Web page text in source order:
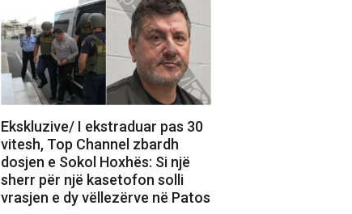
Ekskluzive/ I ekstraduar pas 30
vitesh, Top Channel zbardh
dosjen e Sokol Hoxhës: Si një
sherr për një kasetofon solli
vrasjen e dy vëllezërve në Patos